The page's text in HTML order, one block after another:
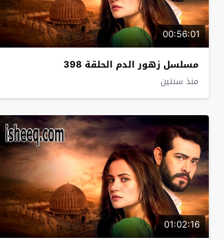
00:56:01
مسلسل زهور الدم الحلقة 398
منذ سنتين
01:02:16